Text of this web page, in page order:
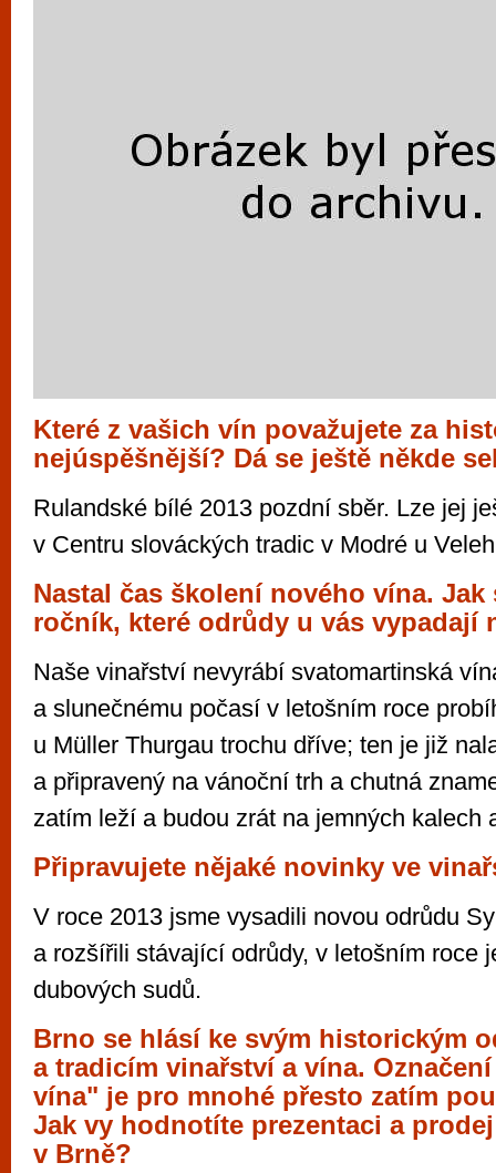
Které z vašich vín považujete za
nejúspěšnější? Dá se ještě někde
Rulandské bílé 2013 pozdní sběr. Lze jej
v Centru slováckých tradic v Modré u
Nastal čas školení nového vína.
ročník, které odrůdy u vás vypadají
Naše vinařství nevyrábí svatomartinská
a slunečnému počasí v letošním roce
u Müller Thurgau trochu dříve; ten je již
a připravený na vánoční trh a chutná
zatím leží a budou zrát na jemných kalech
Připravujete nějaké novinky ve
V roce 2013 jsme vysadili novou odrůdu
a rozšířili stávající odrůdy, v letošním roce
dubových sudů.
Brno se hlásí ke svým historickým
a tradicím vinařství a vína.
vína" je pro mnohé přesto zatím
Jak vy hodnotíte prezentaci a
v Brně?